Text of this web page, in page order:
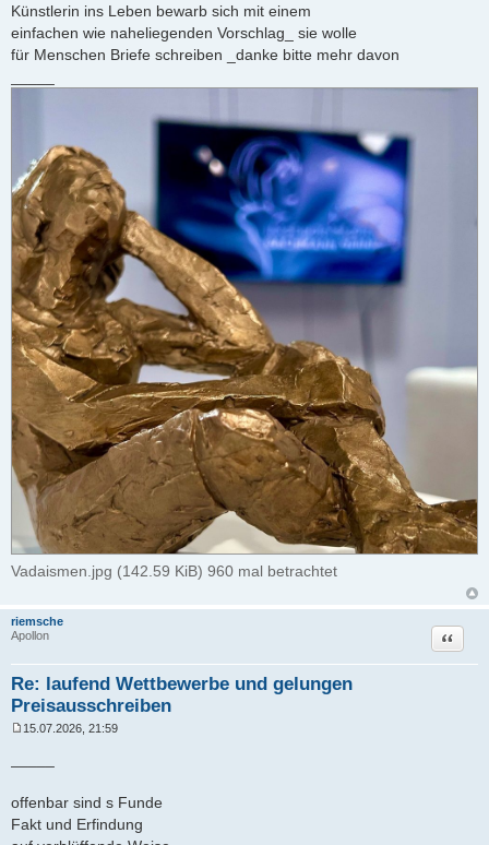
Künstlerin ins Leben bewarb sich mit einem
einfachen wie naheliegenden Vorschlag_ sie wolle
für Menschen Briefe schreiben _danke bitte mehr davon
Vadaismen.jpg (142.59 KiB) 960 mal betrachtet
riemsche
Apollon
Re: laufend Wettbewerbe und gelungen
Preisausschreiben
Zitat
i
r
a
g
15.07.2026, 21:59
offenbar sind s Funde
Fakt und Erfindung